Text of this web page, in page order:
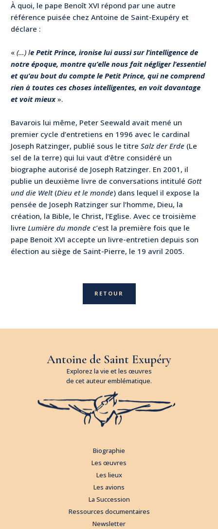
À quoi, le pape Benoît XVI répond par une autre
référence puisée chez Antoine de Saint-Exupéry et
déclare :
« (…) le Petit Prince, ironise lui aussi sur l’intelligence de
notre époque, montre qu’elle nous fait négliger l’essentiel
et qu’au bout du compte le Petit Prince, qui ne comprend
rien à toutes ces choses intelligentes, en voit davantage
et voit mieux».
Bavarois lui même, Peter Seewald avait mené un
premier cycle d’entretiens en 1996 avec le cardinal
Joseph Ratzinger, publié sous le titreSalz der Erde (Le
sel de la terre) qui lui vaut d’être considéré un
biographe autorisé de Joseph Ratzinger. En 2001, il
publie un deuxième livre de conversations intitulé Gott
und die Welt(Dieu et le monde) dans lequel il expose la
pensée de Joseph Ratzinger sur l’homme, Dieu, la
création, la Bible, le Christ, l’Eglise. Avec ce troisième
livreLumière du monde c’est la première fois que le
pape Benoit XVI accepte un livre-entretien depuis son
élection au siège de Saint-Pierre, le 19 avril 2005.
RETOUR
Antoine de Saint Exupéry
Explorez la vie et les œuvres
de cet auteur emblématique.
Biographie
Les œuvres
Les lieux
Les avions
La Succession
Ressources documentaires
Newsletter